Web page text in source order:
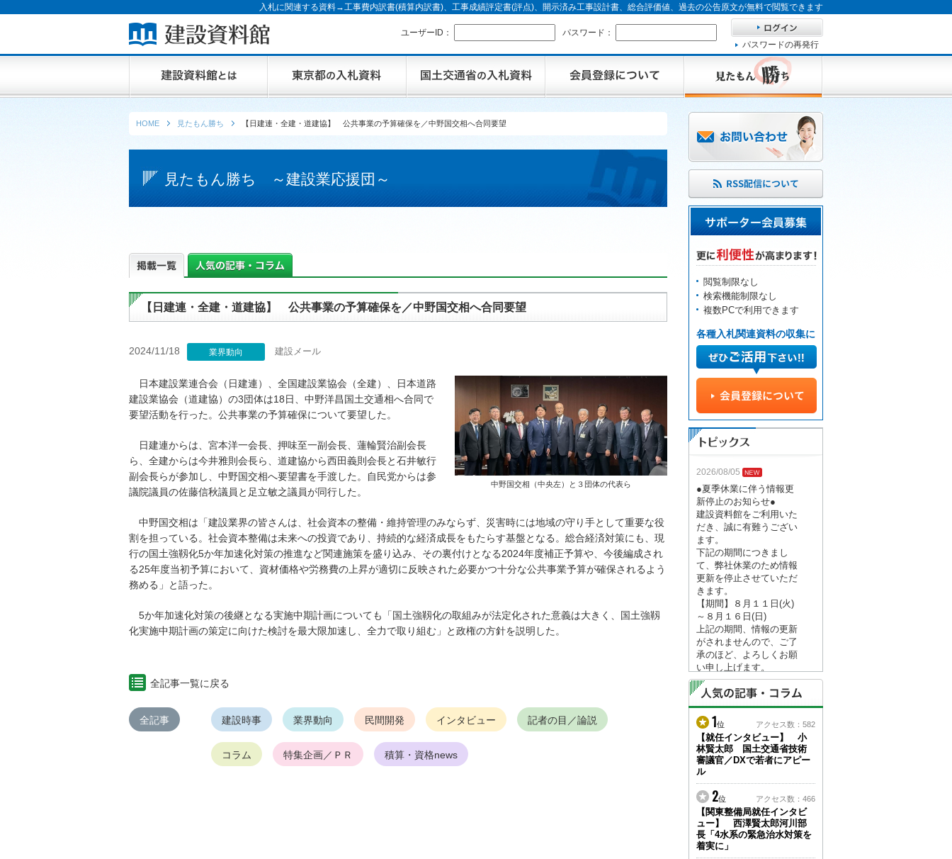
入札に関連する資料→工事費内訳書(積算内訳書)、工事成績評定書(評点)、開示済み工事設計書、総合評価値、過去の公告原文が無料で閲覧できます
ユーザーID：
パスワード：
パスワードの再発行
HOME 見たもん勝ち 【日建連・全建・道建協】 公共事業の予算確保を／中野国交相へ合同要望
見たもん勝ち ～建設業応援団～
【日建連・全建・道建協】 公共事業の予算確保を／中野国交相へ合同要望
2024/11/18 業界動向 建設メール
中野国交相（中央左）と３団体の代表ら
日本建設業連合会（日建連）、全国建設業協会（全建）、日本道路
建設業協会（道建協）の3団体は18日、中野洋昌国土交通相へ合同で
要望活動を行った。公共事業の予算確保について要望した。
日建連からは、宮本洋一会長、押味至一副会長、蓮輪賢治副会長
ら、全建からは今井雅則会長ら、道建協から西田義則会長と石井敏行
副会長らが参加し、中野国交相へ要望書を手渡した。自民党からは参
議院議員の佐藤信秋議員と足立敏之議員が同行した。
中野国交相は「建設業界の皆さんは、社会資本の整備・維持管理のみならず、災害時には地域の守り手として重要な役
割を担っている。社会資本整備は未来への投資であり、持続的な経済成長をもたらす基盤となる。総合経済対策にも、現
行の国土強靱化5か年加速化対策の推進など関連施策を盛り込み、その裏付けとなる2024年度補正予算や、今後編成され
る25年度当初予算において、資材価格や労務費の上昇が適切に反映された必要かつ十分な公共事業予算が確保されるよう
務める」と語った。
5か年加速化対策の後継となる実施中期計画についても「国土強靱化の取組みが法定化された意義は大きく、国土強靱
化実施中期計画の策定に向けた検討を最大限加速し、全力で取り組む」と政権の方針を説明した。
全記事一覧に戻る
全記事 建設時事 業界動向 民間開発 インタビュー 記者の目／論説
コラム 特集企画／ＰＲ 積算・資格news
閲覧制限なし
検索機能制限なし
複数PCで利用できます
各種入札関連資料の収集に
2026/08/05
●夏季休業に伴う情報更
新停止のお知らせ●
建設資料館をご利用いた
だき、誠に有難うござい
ます。
下記の期間につきまし
て、弊社休業のため情報
更新を停止させていただ
きます。
【期間】８月１１日(火)
～８月１６日(日)
上記の期間、情報の更新
がされませんので、ご了
承のほど、よろしくお願
い申し上げます。
なお、情報は８月１７日
(月)より登録されます。
2026/04/23
●ゴールデンウィークに
伴う情報更新停止のお知
らせ(05/02～05/10)●
ユーザー各位
建設資料館をご利用いた
だき、誠に有難うござい
ます。
下記の期間につきまし
て、弊社休業のため情報
更新を停止させていただ
1位 アクセス数：582
【就任インタビュー】 小
林賢太郎 国土交通省技術
審議官／DXで若者にアピー
ル
2位 アクセス数：466
【関東整備局就任インタビ
ュー】 西澤賢太郎河川部
長「4水系の緊急治水対策を
着実に」